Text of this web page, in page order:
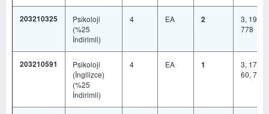
203210325
Psikoloji
(%25
İndirimli)
4 EA 2
3, 19,
778
203210591
Psikoloji
(İngilizce)
(%25
İndirimli)
4 EA 1
3, 17,
60, 778